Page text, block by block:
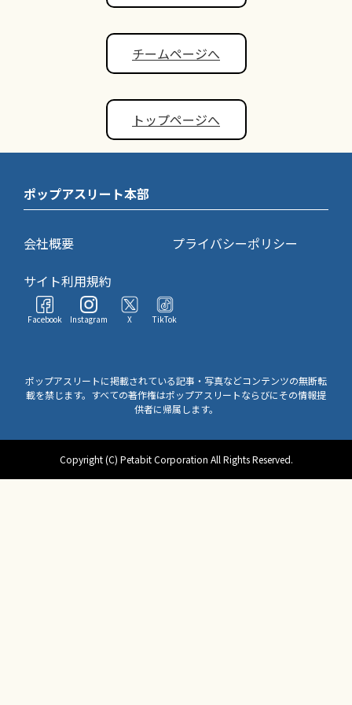
チームページへ
トップページへ
ポップアスリート本部
会社概要
プライバシーポリシー
サイト利用規約
Facebook Instagram X TikTok
ポップアスリートに掲載されている記事・写真などコンテンツの無断転
載を禁じます。すべての著作権はポップアスリートならびにその情報提
供者に帰属します。
Copyright (C) Petabit Corporation All Rights Reserved.